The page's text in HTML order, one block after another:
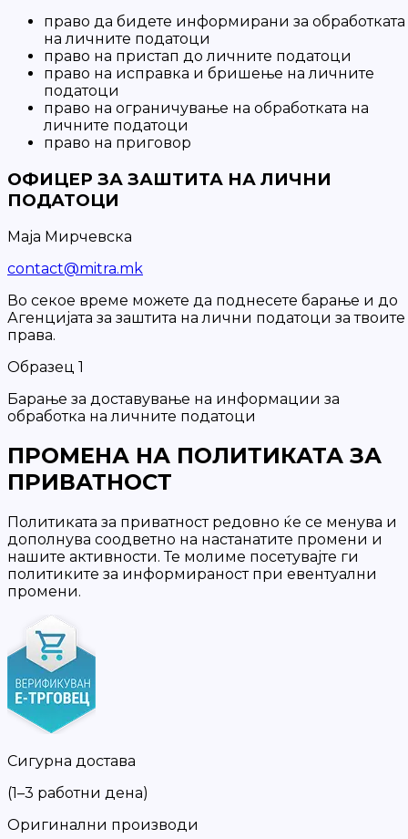
право да бидете информирани за обработката
на личните податоци
право на пристап до личните податоци
право на исправка и бришење на личните
податоци
право на ограничување на обработката на
личните податоци
право на приговор
ОФИЦЕР ЗА ЗАШТИТА НА ЛИЧНИ
ПОДАТОЦИ
Маја Мирчевска
contact@mitra.mk
Во секое време можете да поднесете барање и до
Агенцијата за заштита на лични податоци за твоите
права.
Образец 1
Барање за доставување на информации за
обработка на личните податоци
ПРОМЕНА НА ПОЛИТИКАТА ЗА
ПРИВАТНОСТ
Политиката за приватност редовно ќе се менува и
дополнува соодветно на настанатите промени и
нашите активности. Те молиме посетувајте ги
политиките за информираност при евентуални
промени.
Сигурна достава
(1–3 работни дена)
Оригинални производи